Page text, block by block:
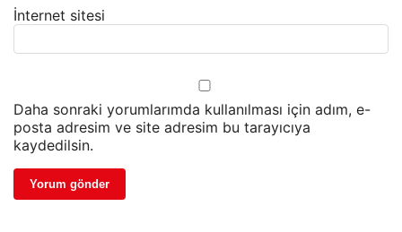
İnternet sitesi
Daha sonraki yorumlarımda kullanılması için adım, e-
posta adresim ve site adresim bu tarayıcıya
kaydedilsin.